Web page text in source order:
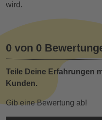
wird.
0 von 0
Teile Deine Erfahrungen
Kunden.
Gib eine Bewertung ab!